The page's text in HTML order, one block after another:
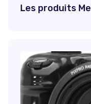
Les produits